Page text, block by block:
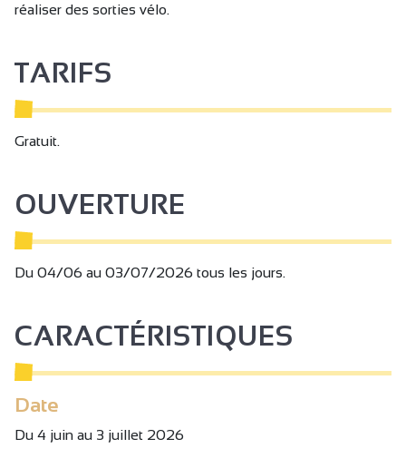
réaliser des sorties vélo.
TARIFS
Gratuit.
OUVERTURE
Du 04/06 au 03/07/2026 tous les jours.
CARACTÉRISTIQUES
Date
Du 4 juin au 3 juillet 2026